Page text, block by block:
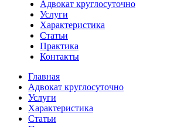
Адвокат круглосуточно
Услуги
Характеристика
Статьи
Практика
Контакты
Главная
Адвокат круглосуточно
Услуги
Характеристика
Статьи